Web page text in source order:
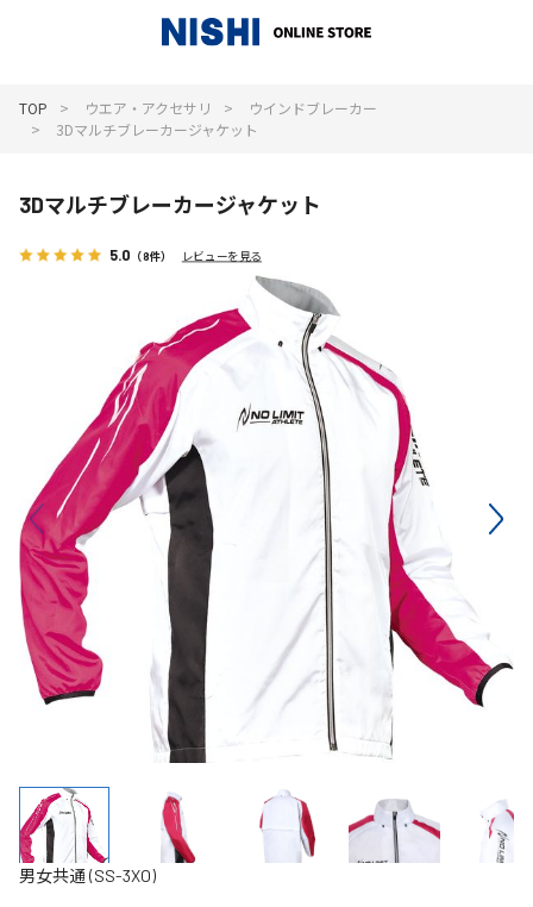
TOP ウエア・アクセサリ
ウインドブレーカー
3Dマルチブレーカージャケット
3Dマルチブレーカージャケット
5.0 （8件） レビューを見る
男女共通 (SS-3XO)